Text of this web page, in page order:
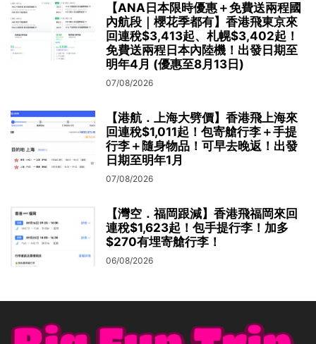
【ANA日本限時優惠＋免費送兩程國
內航段｜櫻花季都有】香港飛東京來
回連稅$3,413起、札幌$3,402起！
免費送兩程日本內陸機！出發日期至
明年4月 (優惠至8月13日)
07/08/2026
【港航．上海大劈價】香港飛上海來
回連稅$1,011起！包寄艙行李＋手提
行李＋隨身物品！可早去晚返！出發
日期至明年1月
07/08/2026
【灣空．福岡跟減】香港飛福岡來回
連稅$1,623起！包手提行李！加多
$270有埋寄艙行李！
06/08/2026